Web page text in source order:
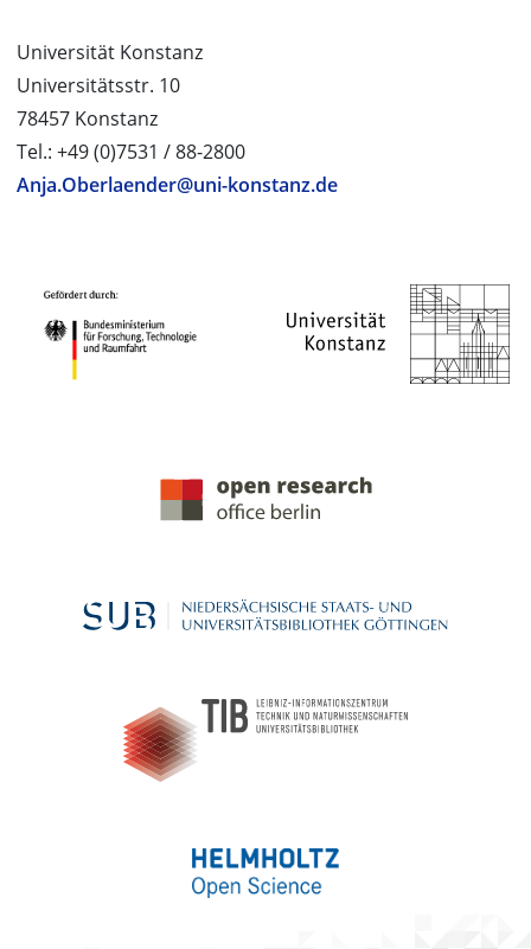
Universität Konstanz
Universitätsstr. 10
78457 Konstanz
Tel.: +49 (0)7531 / 88-2800
Anja.Oberlaender@uni-konstanz.de